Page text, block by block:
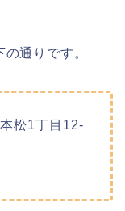
通りです。
松1丁目12-